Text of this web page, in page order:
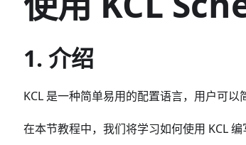
1. 介绍
KCL 是一种简单易用的配置语言，用户可以
在本节教程中，我们将学习如何使用 KCL